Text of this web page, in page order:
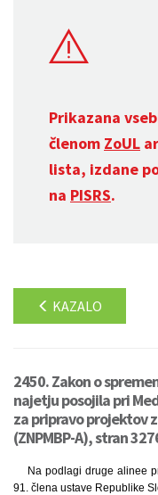
Prikazana
členom ZoUL
lista, izdane
na PISRS.
KAZALO
2450. Zakon o
najetju posojila pri
za pripravo projektov
(ZNPMBP-A), stran
Na podlagi druge alinee
91. člena ustave Republike